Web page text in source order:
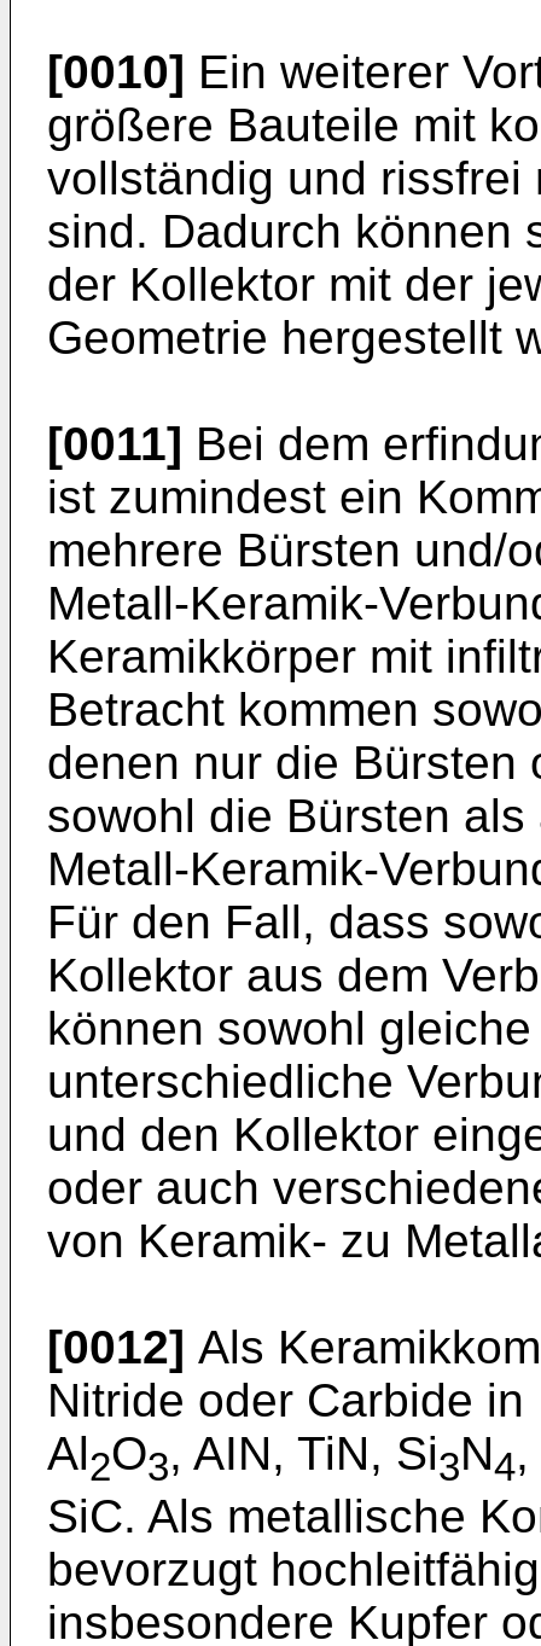
[0010] Ein weiterer
größere Bauteile mit
vollständig und rissfrei
sind. Dadurch können
der Kollektor mit der
Geometrie hergestellt
[0011] Bei dem
ist zumindest ein
mehrere Bürsten und/
Metall-Keramik-
Keramikkörper mit
Betracht kommen
denen nur die Bürsten
sowohl die Bürsten
Metall-Keramik-
Für den Fall, dass
Kollektor aus dem
können sowohl
unterschiedliche
und den Kollektor
oder auch
von Keramik- zu
[0012] Als
Nitride oder Carbide
Al2O3, AIN, TiN, Si3N4
SiC. Als metallische
bevorzugt
insbesondere Kupfer